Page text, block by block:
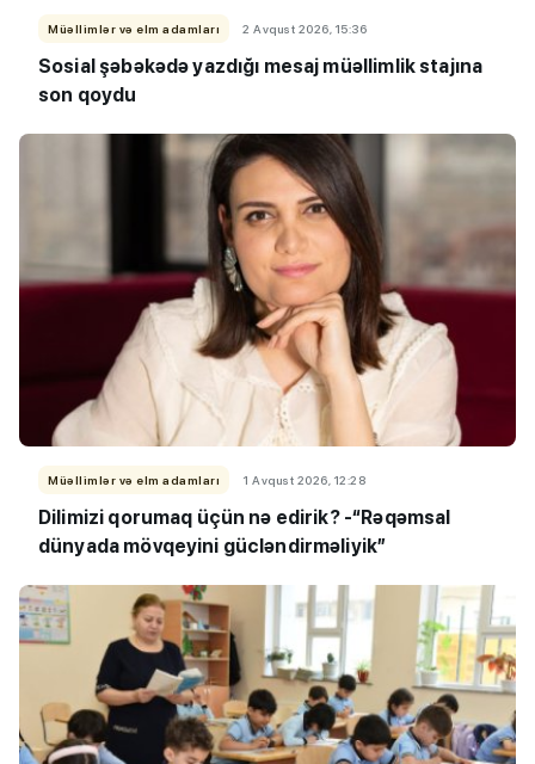
Müəllimlər və elm adamları 2 Avqust 2026, 15:36
Sosial şəbəkədə yazdığı mesaj müəllimlik stajına
son qoydu
Müəllimlər və elm adamları 1 Avqust 2026, 12:28
Dilimizi qorumaq üçün nə edirik? -“Rəqəmsal
dünyada mövqeyini gücləndirməliyik”